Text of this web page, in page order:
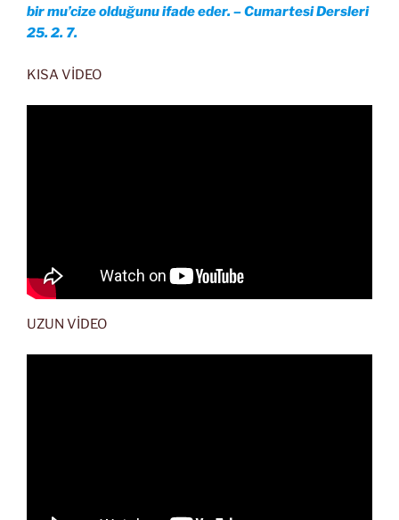
bir mu’cize olduğunu ifade eder. – Cumartesi Dersleri
25. 2. 7.
KISA VİDEO
UZUN VİDEO